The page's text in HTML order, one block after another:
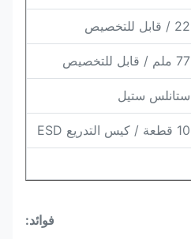
22 / قابل للتخصيص
77 ملم / قابل للتخصيص
ستانلس ستيل
10 قطعة / كيس التدريع ESD
فوائد: